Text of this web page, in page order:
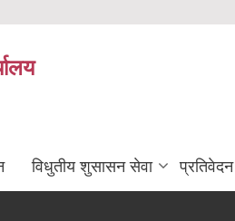
विधुतीय शुसासन सेवा प्रतिवेदन